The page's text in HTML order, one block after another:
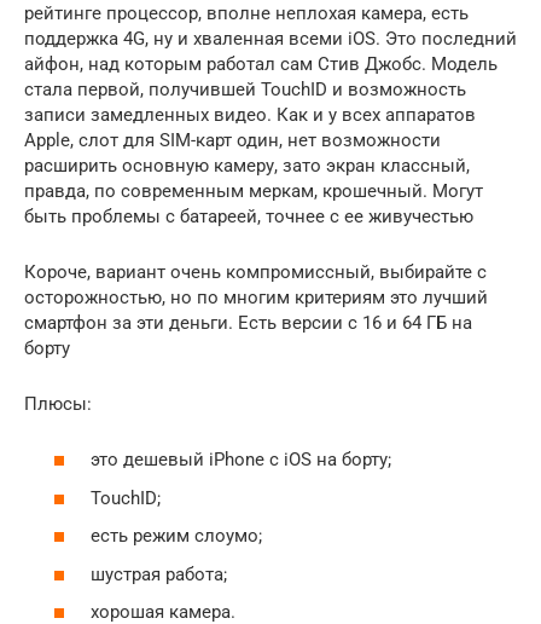
рейтинге процессор, вполне неплохая камера, есть
поддержка 4G, ну и хваленная всеми iOS. Это последний
айфон, над которым работал сам Стив Джобс. Модель
стала первой, получившей TouchID и возможность
записи замедленных видео. Как и у всех аппаратов
Apple, слот для SIM-карт один, нет возможности
расширить основную камеру, зато экран классный,
правда, по современным меркам, крошечный. Могут
быть проблемы с батареей, точнее с ее живучестью
Короче, вариант очень компромиссный, выбирайте с
осторожностью, но по многим критериям это лучший
смартфон за эти деньги. Есть версии с 16 и 64 ГБ на
борту
Плюсы:
это дешевый iPhone с iOS на борту;
TouchID;
есть режим слоумо;
шустрая работа;
хорошая камера.